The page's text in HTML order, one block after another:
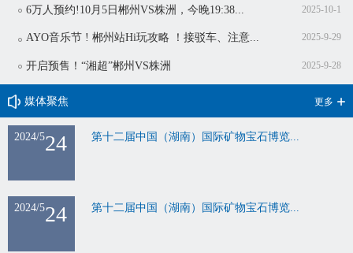
6万人预约!10月5日郴州VS株洲，今晚19:38... 2025-10-1
AYO音乐节 ! 郴州站Hi玩攻略 ！接驳车、注意... 2025-9-29
开启预售！“湘超”郴州VS株洲 2025-9-28
媒体聚焦 更多
24
2024/5 第十二届中国（湖南）国际矿物宝石博览...
24
2024/5 第十二届中国（湖南）国际矿物宝石博览...